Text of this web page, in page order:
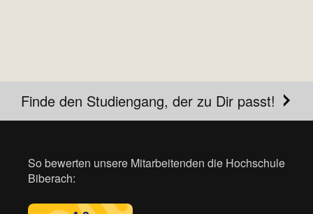
Finde den Studiengang, der zu Dir passt!
So bewerten unsere Mitarbeitenden die Hochschule
Biberach: